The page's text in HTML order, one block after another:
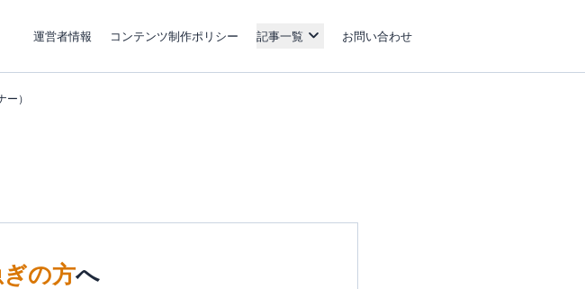
運営者情報 コンテンツ制作ポリシー 記事一覧 お問い合わせ
）
の方へ